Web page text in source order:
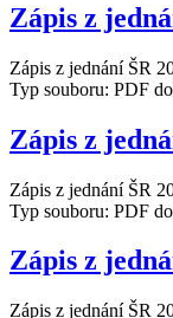
Zápis z
Zápis z jednání ŠR
Typ souboru: PDF
Zápis z
Zápis z jednání ŠR
Typ souboru: PDF
Zápis z
Zápis z jednání ŠR